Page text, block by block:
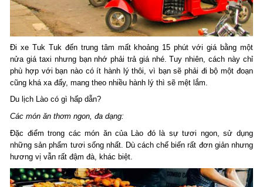
Đi xe Tuk Tuk đến trung tâm mất khoảng 15 phút với giá bằng một
nửa giá taxi nhưng bạn nhớ phải trả giá nhé. Tuy nhiên, cách này chỉ
phù hợp với bạn nào có ít hành lý thôi, vì bạn sẽ phải đi bộ một đoạn
cũng khá xa đấy, mang theo nhiều hành lý thì sẽ mệt lắm.
Du lịch Lào có gì hấp dẫn?
Các món ăn thơm ngon, đa dạng:
Đặc điểm trong các món ăn của Lào đó là sự tươi ngon, sử dụng
những sản phẩm tươi sống nhất. Dù cách chế biến rất đơn giản nhưng
hương vị vẫn rất đậm đà, khác biệt.